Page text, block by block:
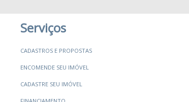
Serviços
CADASTROS E PROPOSTAS
ENCOMENDE SEU IMÓVEL
CADASTRE SEU IMÓVEL